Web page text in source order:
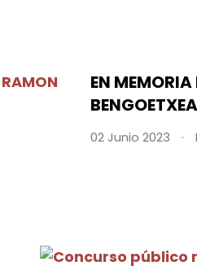
EN
BENGOETXEA
02 Junio 2023